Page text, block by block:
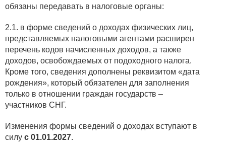
обязаны передавать в налоговые органы:
2.1. в форме сведений о доходах физических лиц,
представляемых налоговыми агентами расширен
перечень кодов начисленных доходов, а также
доходов, освобождаемых от подоходного налога.
Кроме того, сведения дополнены реквизитом «дата
рождения», который обязателен для заполнения
только в отношении граждан государств –
участников СНГ.
Изменения формы сведений о доходах вступают в
силу с 01.01.2027.